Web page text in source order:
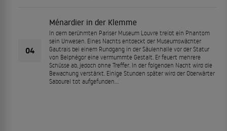
04
Ménardier in der Klemme
In dem berühmten Pariser Museum Louvre treibt ein Phantom
sein Unwesen. Eines Nachts entdeckt der Museumswächter
Gautrais bei einem Rundgang in der Säulenhalle vor der Statur
von Belphégor eine vermummte Gestalt. Er feuert mehrere
Schüsse ab, jedoch ohne Treffer. In der folgenden Nacht wird die
Bewachung verstärkt. Einige Stunden später wird der Oberwärter
Sabourel tot aufgefunden...